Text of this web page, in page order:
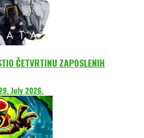
ČETVRTINU ZAPOSLENIH
July 2026.